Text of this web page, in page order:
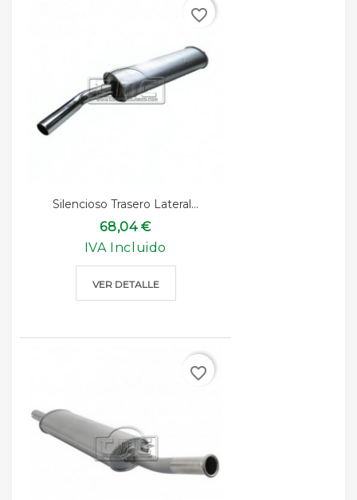
Silencioso Trasero Lateral...
68,04 €
IVA Incluido
VER DETALLE
favorite_border
favorite_border